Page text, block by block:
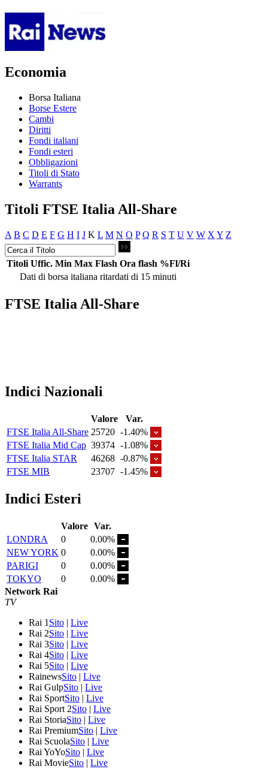
Economia
Borsa Italiana
Borse Estere
Cambi
Diritti
Fondi italiani
Fondi esteri
Obbligazioni
Titoli di Stato
Warrants
Titoli FTSE Italia All-Share
A B C D E F G H I J K L M N O P Q R S T U V W X Y Z
Titoli Uffic. Min Max Flash Ora flash %Fl/Ri
Dati di borsa italiana ritardati di 15 minuti
FTSE Italia All-Share
Indici Nazionali
Valore
Var.
FTSE Italia All-Share 25720 -1.40%
FTSE Italia Mid Cap 39374 -1.08%
FTSE Italia STAR
46268 -0.87%
FTSE MIB
23707 -1.45%
Indici Esteri
Valore Var.
LONDRA
0
0.00%
NEW YORK 0
0.00%
PARIGI
0
0.00%
TOKYO
0
0.00%
Network Rai
TV
Rai 1 Sito | Live
Rai 2Sito | Live
Rai 3Sito | Live
Rai 4Sito | Live
Rai 5Sito | Live
RainewsSito | Live
Rai GulpSito | Live
Rai SportSito | Live
Rai Sport 2Sito | Live
Rai StoriaSito | Live
Rai PremiumSito | Live
Rai ScuolaSito | Live
Rai YoYoSito | Live
Rai MovieSito | Live